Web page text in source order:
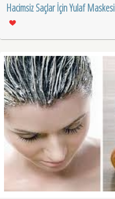
Hacimsiz Saçlar İçin Yulaf Maskesi